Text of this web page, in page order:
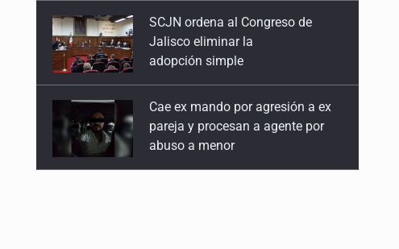
Cae ex mando por agresión a ex
pareja y procesan a agente por
abuso a menor
Jalisco mantiene la búsqueda de
21 adolescentes desaparecidos
durante julio